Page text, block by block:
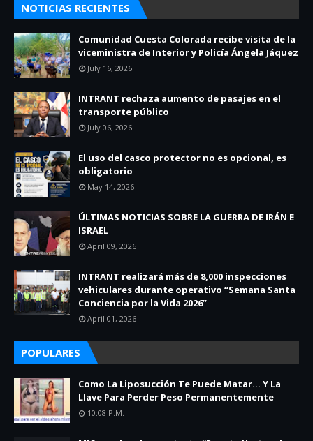
NOTICIAS RECIENTES
Comunidad Cuesta Colorada recibe visita de la
viceministra de Interior y Policía Ángela Jáquez
July 16, 2026
INTRANT rechaza aumento de pasajes en el
transporte público
July 06, 2026
El uso del casco protector no es opcional, es
obligatorio
May 14, 2026
ÚLTIMAS NOTICIAS SOBRE LA GUERRA DE IRÁN E
ISRAEL
April 09, 2026
INTRANT realizará más de 8,000 inspecciones
vehiculares durante operativo “Semana Santa
Conciencia por la Vida 2026”
April 01, 2026
POPULARES
Como La Liposucción Te Puede Matar… Y La
Llave Para Perder Peso Permanentemente
10:08 P.m.